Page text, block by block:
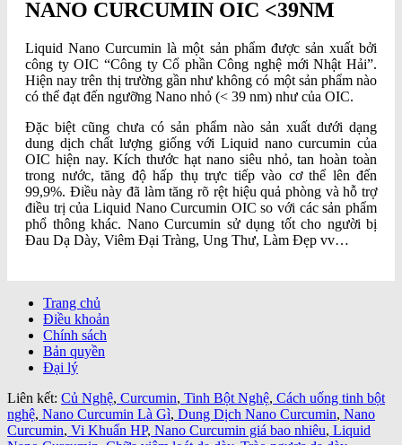
NANO CURCUMIN OIC <39NM
Liquid Nano Curcumin là một sản phẩm được sản xuất bởi
công ty OIC “Công ty Cổ phần Công nghệ mới Nhật Hải”.
Hiện nay trên thị trường gần như không có một sản phẩm nào
có thể đạt đến ngưỡng Nano nhỏ (< 39 nm) như của OIC.
Đặc biệt cũng chưa có sản phẩm nào sản xuất dưới dạng
dung dịch chất lượng giống với Liquid nano curcumin của
OIC hiện nay. Kích thước hạt nano siêu nhỏ, tan hoàn toàn
trong nước, tăng độ hấp thụ trực tiếp vào cơ thể lên đến
99,9%. Điều này đã làm tăng rõ rệt hiệu quả phòng và hỗ trợ
điều trị của Liquid Nano Curcumin OIC so với các sản phẩm
phổ thông khác. Nano Curcumin sử dụng tốt cho người bị
Đau Dạ Dày, Viêm Đại Tràng, Ung Thư, Làm Đẹp vv…
Trang chủ
Điều khoản
Chính sách
Bản quyền
Đại lý
Liên kết: Củ Nghệ, Curcumin, Tinh Bột Nghệ, Cách uống tinh bột
nghệ, Nano Curcumin Là Gì, Dung Dịch Nano Curcumin, Nano
Curcumin, Vi Khuẩn HP, Nano Curcumin giá bao nhiêu, Liquid